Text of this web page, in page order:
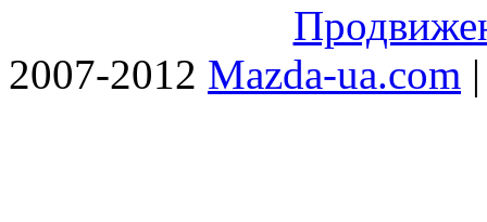
2007-2012 Mazda-ua.com